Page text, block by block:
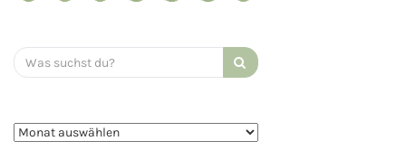
Search
for: